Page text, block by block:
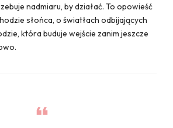
nadmiaru, by działać. To opowieść
słońca, o światłach odbijających
która buduje wejście zanim jeszcze